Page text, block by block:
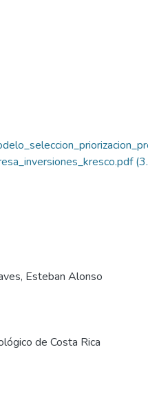
Esteban Alonso
de Costa Rica